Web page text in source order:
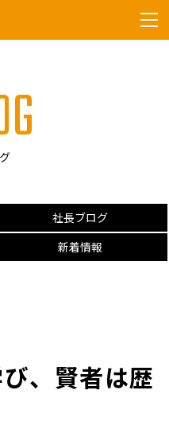
社長ブログ
新着情報
、賢者は歴